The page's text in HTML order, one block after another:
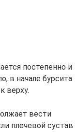
постепенно и
в начале бурсита
верху.
вести
плечевой сустав